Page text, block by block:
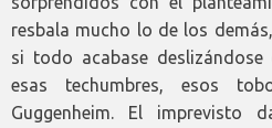
resbala mucho lo de los
si todo acabase
esas techumbres, esos
Guggenheim. El imprevisto